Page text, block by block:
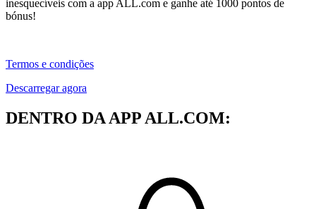
inesquecíveis com a app ALL.com e ganhe até 1000 pontos de
bónus!
Termos e condições
Descarregar agora
DENTRO DA APP ALL.COM: